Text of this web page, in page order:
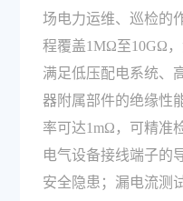
场电力运维、巡检的
程覆盖1MΩ至10GΩ
满足低压配电系统、
器附属部件的绝缘性
率可达1mΩ，可精准
电气设备接线端子的
安全隐患；漏电流测